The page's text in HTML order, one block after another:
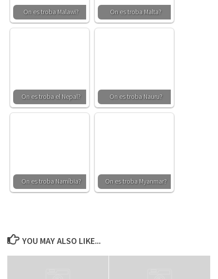
On es troba Malawi? On es troba Malta?
On es troba el Nepal? On es troba Nauru?
On es troba Namíbia? On es troba Myanmar?
YOU MAY ALSO LIKE...